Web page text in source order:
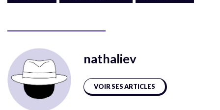
nathaliev
VOIR SES ARTICLES